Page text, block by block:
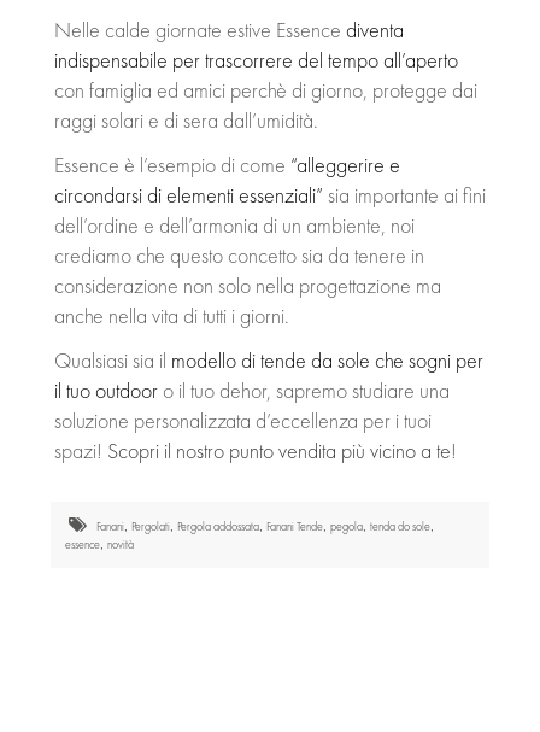
Nelle calde giornate estive Essence diventa
indispensabile per trascorrere del tempo all’aperto
con famiglia ed amici perchè di giorno, protegge dai
raggi solari e di sera dall’umidità.
Essence è l’esempio di come “alleggerire e
circondarsi di elementi essenziali” sia importante ai fini
dell’ordine e dell’armonia di un ambiente, noi
crediamo che questo concetto sia da tenere in
considerazione non solo nella progettazione ma
anche nella vita di tutti i giorni.
Qualsiasi sia il modello di tende da sole che sogni per
il tuo outdoor o il tuo dehor, sapremo studiare una
soluzione personalizzata d’eccellenza per i tuoi
spazi! Scopri il nostro punto vendita più vicino a te!
Fanani Pergolati Pergola addossata Fanani Tende pegola tenda do sole
essence novità